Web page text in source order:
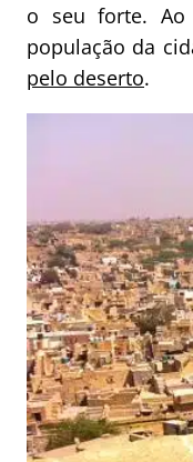
o seu forte. Ao
população da
pelo deserto.